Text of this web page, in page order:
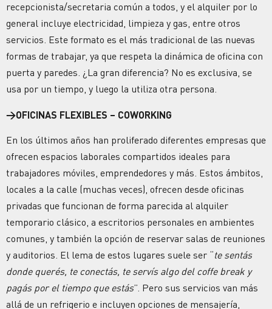
recepcionista/secretaria común a todos, y el alquiler por lo
general incluye electricidad, limpieza y gas, entre otros
servicios. Este formato es el más tradicional de las nuevas
formas de trabajar, ya que respeta la dinámica de oficina con
puerta y paredes. ¿La gran diferencia? No es exclusiva, se
usa por un tiempo, y luego la utiliza otra persona.
→OFICINAS FLEXIBLES – COWORKING
En los últimos años han proliferado diferentes empresas que
ofrecen espacios laborales compartidos ideales para
trabajadores móviles, emprendedores y más. Estos ámbitos,
locales a la calle (muchas veces), ofrecen desde oficinas
privadas que funcionan de forma parecida al alquiler
temporario clásico, a escritorios personales en ambientes
comunes, y también la opción de reservar salas de reuniones
y auditorios. El lema de estos lugares suele ser “te sentás
donde querés, te conectás, te servís algo del coffe break y
pagás por el tiempo que estás”. Pero sus servicios van más
allá de un refrigerio e incluyen opciones de mensajería,